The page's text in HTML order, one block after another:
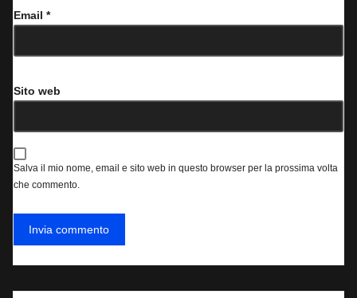
Email *
Sito web
Salva il mio nome, email e sito web in questo browser per la prossima volta
che commento.